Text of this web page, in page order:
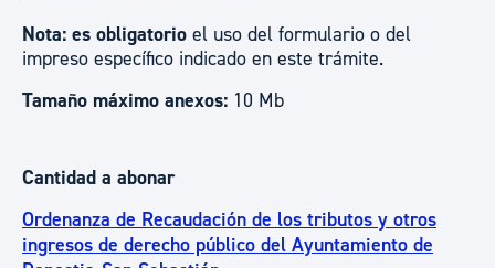
Nota: es obligatorio el uso del formulario o del
impreso específico indicado en este trámite.
Tamaño máximo anexos: 10 Mb
Cantidad a abonar
Ordenanza de Recaudación de los tributos y otros
ingresos de derecho público del Ayuntamiento de